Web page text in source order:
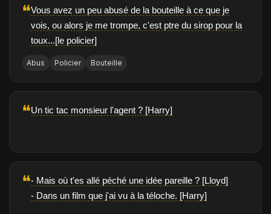
❝Vous avez un peu abusé de la bouteille à ce que je
vois, ou alors je me trompe, c'est ptre du sirop pour la
toux...[le policier]
Abus Policier Bouteille
❝Un tic tac monsieur l'agent ? [Harry]
❝- Mais où t'es allé péché une idée pareille ? [Lloyd]
- Dans un film que j'ai vu à la téloche. [Harry]